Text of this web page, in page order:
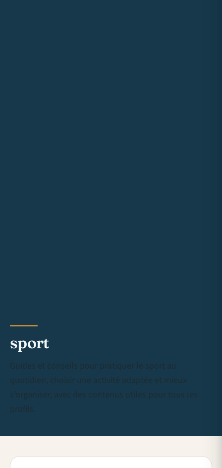
sport
Guides et conseils pour pratiquer le sport au
quotidien, choisir une activité adaptée et mieux
s’organiser, avec des contenus utiles pour tous les
profils.